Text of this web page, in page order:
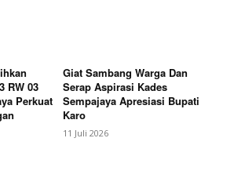
RW 03
Perkuat
Giat Sambang Warga Dan
Serap Aspirasi Kades
Sempajaya Apresiasi Bupati
Karo
11 Juli 2026